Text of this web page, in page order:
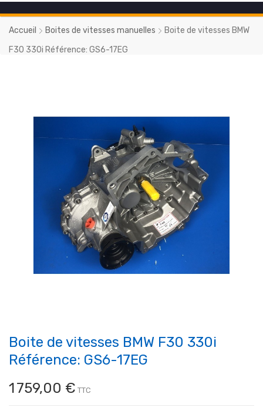
Accueil Boites de vitesses manuelles
Boite de vitesses BMW
F30 330i Référence: GS6-17EG
Boite de vitesses BMW F30 330i
Référence: GS6-17EG
1 759,00 € TTC